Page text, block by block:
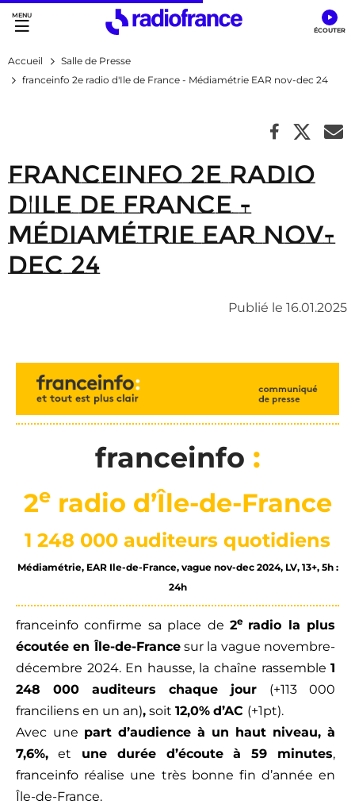
Accès direct :
Menu principal
Contenu
Accueil
Salle de Presse
franceinfo 2e radio d'Ile de France - Médiamétrie EAR nov-dec 24
franceinfo 2e radio
d'Ile de France -
Médiamétrie EAR nov-
dec 24
Publié le 16.01.2025
franceinfo :
2eradio d’Île-de-France
1 248 000 auditeurs quotidiens
Médiamétrie, EAR Ile-de-France, vague nov-dec 2024, LV, 13+, 5h :
24h
franceinfo confirme sa place de2e radio la plus
écoutée en Île-de-Francesur la vague novembre-
décembre 2024. En hausse, la chaîne rassemble1
248 000 auditeurs chaque jour (+113 000
franciliens en un an), soit 12,0% d’AC (+1pt).
Avec une part d’audience à un haut niveau, à
7,6%, et une durée d’écoute à 59 minutes,
franceinfo réalise une très bonne fin d’année en
Île-de-France.